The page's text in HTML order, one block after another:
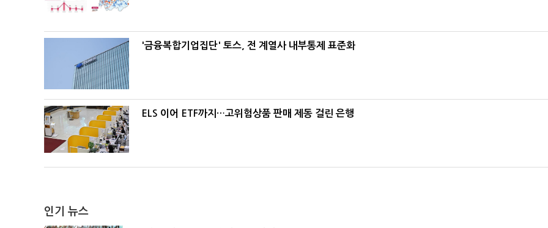
'금융복합기업집단' 토스, 전 계열사 내부통제 표준화
ELS 이어 ETF까지…고위험상품 판매 제동 걸린 은행
인기 뉴스